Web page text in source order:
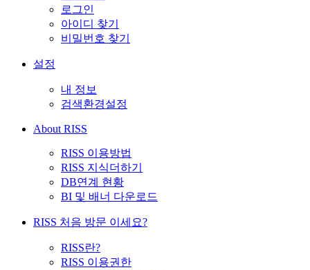
로그인
아이디 찾기
비밀번호 찾기
설정
내 정보
검색환경설정
About RISS
RISS 이용방법
RISS 지식더하기
DB연계 현황
BI 및 배너 다운로드
RISS 처음 방문 이세요?
RISS란?
RISS 이용권한